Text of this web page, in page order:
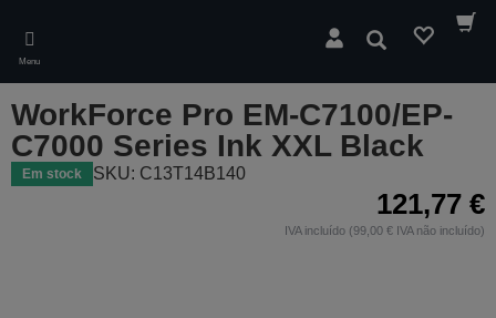
main
content
Menu
Pesquisar
WorkForce Pro EM-C7100/EP-
C7000 Series Ink XXL Black
Em stock SKU: C13T14B140
121,77 €
IVA incluído (99,00 € IVA não incluído)